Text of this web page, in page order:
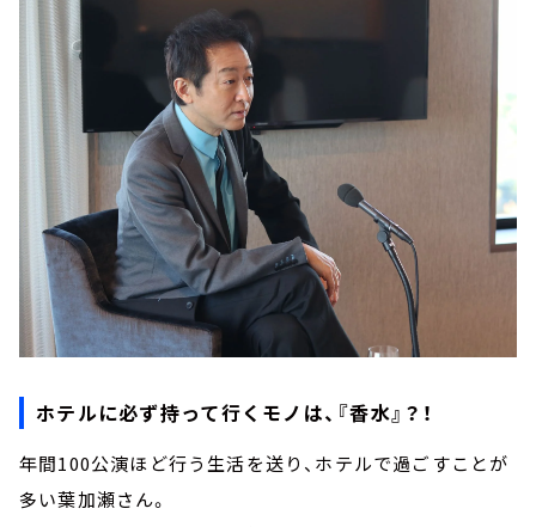
ホテルに必ず持って行くモノは、『香水』？！
年間100公演ほど行う生活を送り、ホテルで過ごすことが
多い葉加瀬さん。